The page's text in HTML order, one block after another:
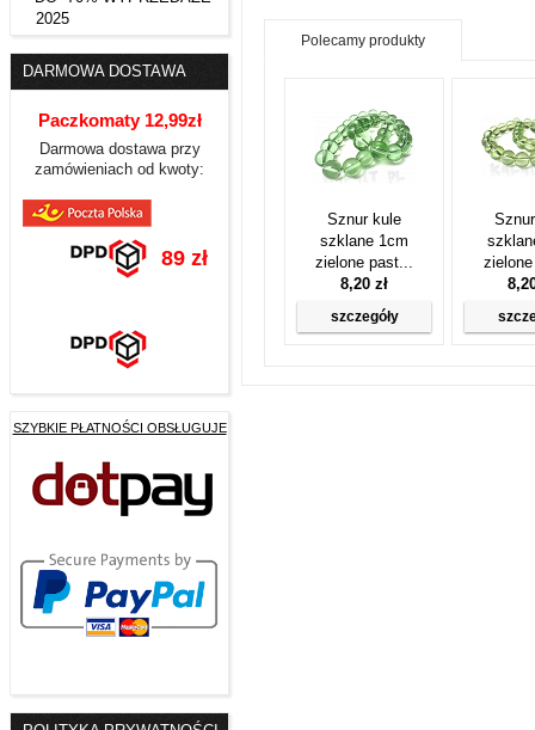
2025
DARMOWA DOSTAWA
Paczkomaty 12,99zł
Darmowa dostawa przy
zamówieniach od kwoty:
89 zł
SZYBKIE PŁATNOŚCI OBSŁUGUJE
Polecamy produkty
Sznur kule
szklane 1cm
zielone past...
8,20 zł
szczegóły